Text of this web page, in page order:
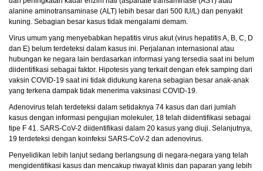
alanine aminotransaminase (ALT) lebih besar dari 500 IU/L) dan penyakit
kuning. Sebagian besar kasus tidak mengalami demam.
Virus umum yang menyebabkan hepatitis virus akut (virus hepatitis A, B, C, D
dan E) belum terdeteksi dalam kasus ini. Perjalanan internasional atau
hubungan ke negara lain berdasarkan informasi yang tersedia saat ini belum
diidentifikasi sebagai faktor. Hipotesis yang terkait dengan efek samping dari
vaksin COVID-19 saat ini tidak didukung karena sebagian besar anak-anak
yang terkena dampak tidak menerima vaksinasi COVID-19.
Adenovirus telah terdeteksi dalam setidaknya 74 kasus dan dari jumlah
kasus dengan informasi pengujian molekuler, 18 telah diidentifikasi sebagai
tipe F 41. SARS-CoV-2 diidentifikasi dalam 20 kasus yang diuji. Selanjutnya,
19 terdeteksi dengan koinfeksi SARS-CoV-2 dan adenovirus.
Penyelidikan lebih lanjut sedang berlangsung di negara-negara yang telah
mengidentifikasi kasus dan mencakup riwayat klinis dan paparan yang lebih